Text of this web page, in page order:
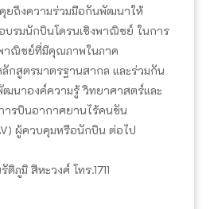
ยถึงความร่วมมือกันพัฒนาให้
บรมนักบินโดรนเชิงพาณิชย์ ในการ
าณิชย์ที่มีคุณภาพในภาค
กสูตรมาตรฐานสากล และร่วมกัน
นาองค์ความรู้ วิทยาศาสตร์และ
ารบินอากาศยานไร้คนขัน
ผู้ควบคุมหรือนักบิน ต่อไป
มิ สีหะวงศ์ โทร.1711